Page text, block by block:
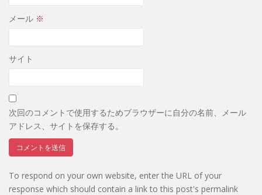
メール ※
サイト
次回のコメントで使用するためブラウザーに自分の名前、メール
アドレス、サイトを保存する。
To respond on your own website, enter the URL of your
response which should contain a link to this post's permalink